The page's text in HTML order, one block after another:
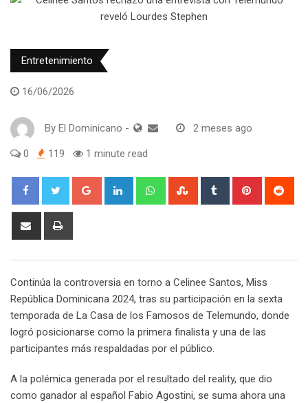
Entretenimiento
16/06/2026
By El Dominicano - 2 meses ago
0 119 1 minute read
Google+ LinkedIn WhatsappStumbleUpon
Tumblr Pinterest
Share
Continúa la controversia en torno a Celinee Santos, Miss
República Dominicana 2024, tras su participación en la sexta
temporada de La Casa de los Famosos de Telemundo, donde
logró posicionarse como la primera finalista y una de las
participantes más respaldadas por el público.
A la polémica generada por el resultado del reality, que dio
como ganador al español Fabio Agostini, se suma ahora una